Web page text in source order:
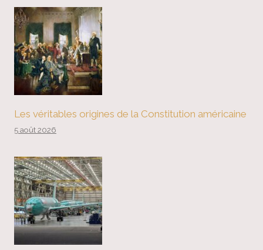
Les véritables origines de la Constitution américaine
5 août 2026